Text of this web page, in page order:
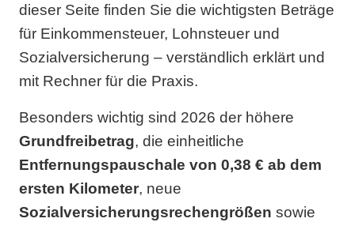
dieser Seite finden Sie die wichtigsten Beträge
für Einkommensteuer, Lohnsteuer und
Sozialversicherung – verständlich erklärt und
mit Rechner für die Praxis.
Besonders wichtig sind 2026 der höhere
Grundfreibetrag, die einheitliche
Entfernungspauschale von 0,38 € ab dem
ersten Kilometer, neue
Sozialversicherungsrechengrößen sowie